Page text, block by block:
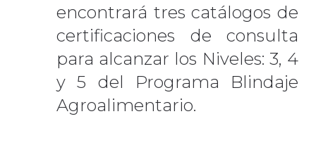
encontrará tres catálogos de
certificaciones de consulta
para alcanzar los Niveles: 3, 4
y 5 del Programa Blindaje
Agroalimentario.